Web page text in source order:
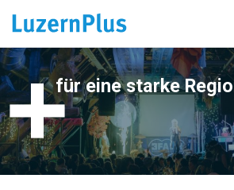
für eine starke